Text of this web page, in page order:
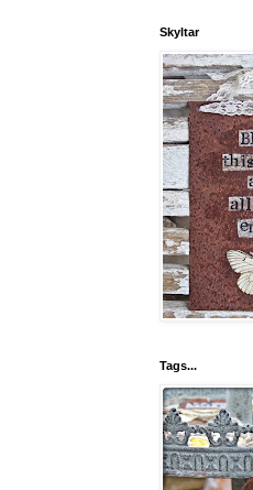
Skyltar
Tags...